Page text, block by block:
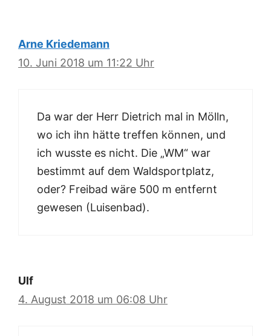
Arne Kriedemann
10. Juni 2018 um 11:22 Uhr
Da war der Herr Dietrich mal in Mölln,
wo ich ihn hätte treffen können, und
ich wusste es nicht. Die „WM“ war
bestimmt auf dem Waldsportplatz,
oder? Freibad wäre 500 m entfernt
gewesen (Luisenbad).
Ulf
4. August 2018 um 06:08 Uhr